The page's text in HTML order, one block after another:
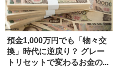
預金1,000万円でも「物々交
換」時代に逆戻り？ グレー
トリセットで変わるお金の...